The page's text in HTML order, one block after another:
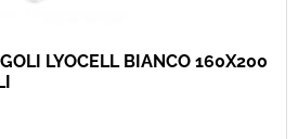
LYOCELL BIANCO 160X200